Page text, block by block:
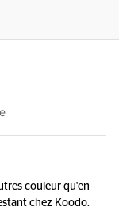
couleur qu'en
chez Koodo.